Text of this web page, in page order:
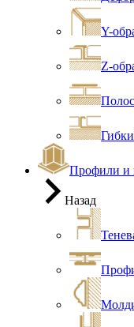
Y-
Z-
Профили и
Назад